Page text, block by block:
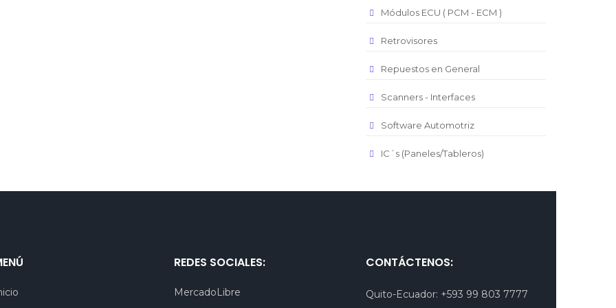
Módulos ECU ( PCM - ECM )
Retrovisores
Repuestos en General
Scanners - Interfaces
Software Automotriz
IC´s (Paneles/Tableros)
REDES SOCIALES:
MercadoLibre
CONTÁCTENOS:
Quito-Ecuador: +593 99 803 7777